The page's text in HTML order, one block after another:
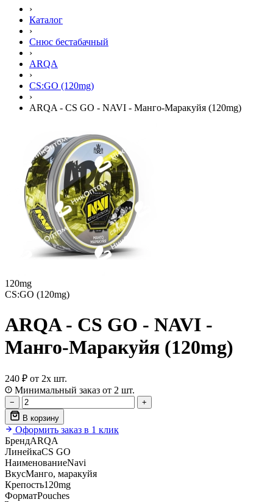
›
Каталог
›
Снюс бестабачный
›
ARQA
›
CS:GO (120mg)
›
ARQA - CS GO - NAVI - Манго-Маракуйя (120mg)
120mg
CS:GO (120mg)
ARQA - CS GO - NAVI -
Манго-Маракуйя (120mg)
240 ₽ от 2х шт.
Минимальный заказ от 2 шт.
−
+
В корзину
Оформить заказ в 1 клик
БрендARQA
ЛинейкаCS GO
НаименованиеNavi
ВкусМанго, маракуйя
Крепость120mg
ФорматPouches